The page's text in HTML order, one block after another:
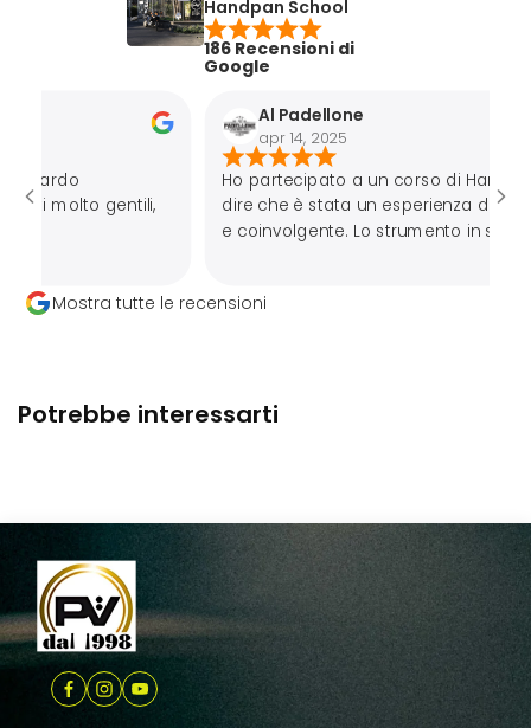
Handpan School
186 Recensioni di
Google
gentili,
Al Padellone
apr 14, 2025
Ho partecipato a un corso di Handpan e devo
dire che è stata un esperienza davvero MAGICA
e coinvolgente. Lo strumento in sé ha un suono
preparato,appassionato e paziente.
Mostra tutte le recensioni
Potrebbe interessarti